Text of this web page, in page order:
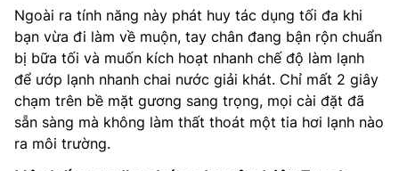
Ngoài ra tính năng này phát huy tác dụng tối đa khi
bạn vừa đi làm về muộn, tay chân đang bận rộn chuẩn
bị bữa tối và muốn kích hoạt nhanh chế độ làm lạnh
để ướp lạnh nhanh chai nước giải khát. Chỉ mất 2 giây
chạm trên bề mặt gương sang trọng, mọi cài đặt đã
sẵn sàng mà không làm thất thoát một tia hơi lạnh nào
ra môi trường.